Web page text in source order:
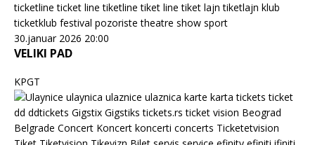
30.januar 2026 20:00
VELIKI PAD
KPGT